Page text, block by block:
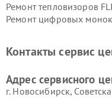
Ремонт тепловизоров
Ремонт цифровых
Контакты сервис
Адрес сервисного
г. Новосибирск,